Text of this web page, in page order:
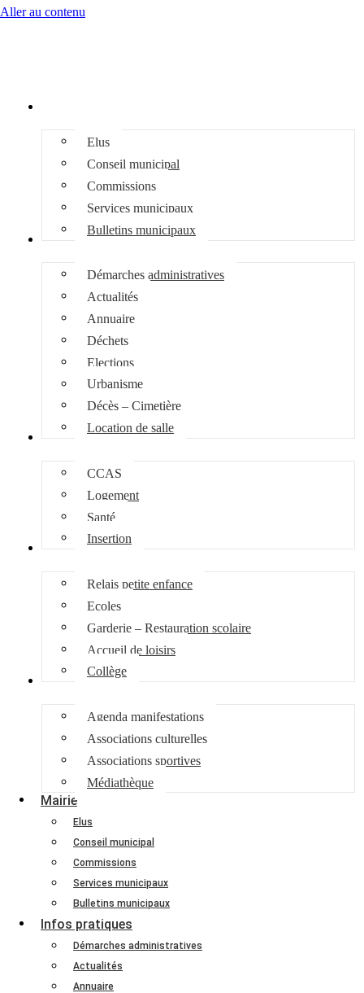
Aller au contenu
Elus
Conseil municipal
Commissions
Services municipaux
Bulletins municipaux
Infos pratiques
Démarches administratives
Actualités
Annuaire
Déchets
Elections
Urbanisme
Décès – Cimetière
Location de salle
Social
CCAS
Logement
Santé
Insertion
Enfance Jeunesse
Relais petite enfance
Ecoles
Garderie – Restauration scolaire
Accueil de loisirs
Collège
Culture et loisirs
Agenda manifestations
Associations culturelles
Associations sportives
Médiathèque
Mairie
Elus
Conseil municipal
Commissions
Services municipaux
Bulletins municipaux
Infos pratiques
Démarches administratives
Actualités
Annuaire